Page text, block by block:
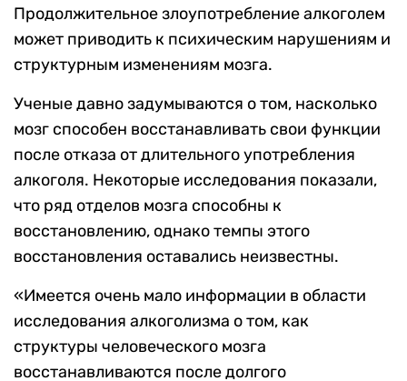
Продолжительное злоупотребление алкоголем
может приводить к психическим нарушениям и
структурным изменениям мозга.
Ученые давно задумываются о том, насколько
мозг способен восстанавливать свои функции
после отказа от длительного употребления
алкоголя. Некоторые исследования показали,
что ряд отделов мозга способны к
восстановлению, однако темпы этого
восстановления оставались неизвестны.
«Имеется очень мало информации в области
исследования алкоголизма о том, как
структуры человеческого мозга
восстанавливаются после долгого